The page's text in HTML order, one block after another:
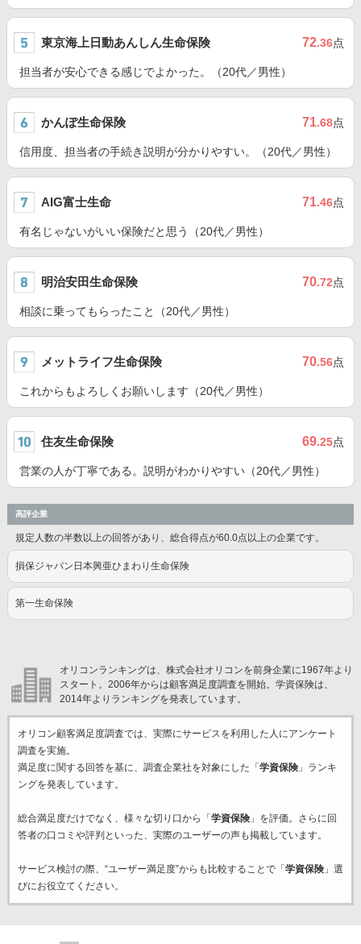
東京海上日動あんしん生命保険 72.36点
担当者が安心できる感じでよかった。（20代／男性）
かんぽ生命保険 71.68点
信用度、担当者の手続き説明が分かりやすい。（20代／男性）
AIG富士生命 71.46点
有名じゃないがいい保険だと思う（20代／男性）
明治安田生命保険 70.72点
相談に乗ってもらったこと（20代／男性）
メットライフ生命保険 70.56点
これからもよろしくお願いします（20代／男性）
住友生命保険 69.25点
営業の人が丁寧である。説明がわかりやすい（20代／男性）
高評企業
規定人数の半数以上の回答があり、総合得点が60.0点以上の企業です。
損保ジャパン日本興亜ひまわり生命保険
第一生命保険
オリコンランキングは、株式会社オリコンを前身企業に1967年より
スタート。2006年からは顧客満足度調査を開始。学資保険は、
2014年よりランキングを発表しています。
オリコン顧客満足度調査では、実際にサービスを利用した 人にアンケート
調査を実施。
満足度に関する回答を基に、調査企業社を対象にした「 学資保険」ランキ
ングを発表しています。
総合満足度だけでなく、様々な切り口から「 学資保険」を評価。さらに回
答者の口コミや評判といった、実際のユーザーの声も掲載しています。
サービス検討の際、“ユーザー満足度”からも比較することで「 学資保険」選
びにお役立てください。